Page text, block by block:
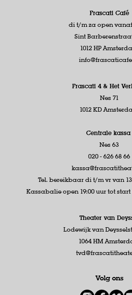
Frascati Café
di t/m za open vanaf
Sint
1012 HP
Frascati 4 & Het
Nes 71
1012 KD
Centrale kassa
Nes 63
020 - 626 68 66
Tel. bereikbaar di t/m vr van
Kassabalie open 19:00 uur tot
Theater van
Lodewijk van
1064 HM
Volg ons